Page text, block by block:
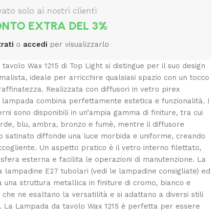
solo ai nostri clienti
EXTRA DEL 3%
o accedi per visualizzarlo
Wax 1215 di Top Light si distingue per il suo design
ideale per arricchire qualsiasi spazio con un tocco
Realizzata con diffusori in vetro pirex
combina perfettamente estetica e funzionalità. I
sono disponibili in un’ampia gamma di finiture, tra cui
blu, ambra, bronzo e fumè, mentre il diffusore
satinato diffonde una luce morbida e uniforme, creando
Un aspetto pratico è il vetro interno filettato,
esterna e facilita le operazioni di manutenzione. La
lampadine E27 tubolari (vedi le lampadine consigliate) ed
una struttura metallica in finiture di cromo, bianco e
ne esaltano la versatilità e si adattano a diversi stili
La Lampada da tavolo Wax 1215 è perfetta per essere